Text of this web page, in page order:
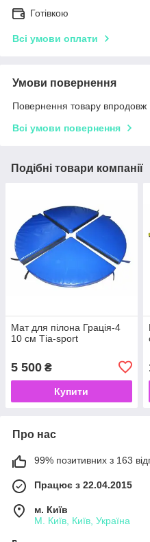
Готівкою
Всі умови оплати
Умови повернення
Повернення товару впродовж
Всі умови повернення
Подібні товари компанії
Мат для пілона Грація-4
10 см Тіа-sport
5 500 ₴
Купити
Про нас
99% позитивних з 163
Працює з 22.04.2015
м. Київ
М. Київ, Київ, Україна